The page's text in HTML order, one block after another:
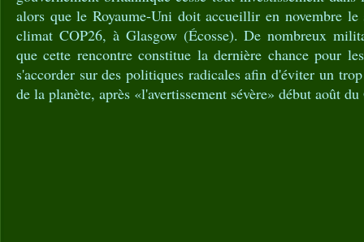
alors que le Royaume-Uni doit accueillir en novembre
climat COP26, à Glasgow (Écosse). De nombreux
que cette rencontre constitue la dernière chance pour
s'accorder sur des politiques radicales afin d'éviter un
de la planète, après «l'avertissement sévère» début août